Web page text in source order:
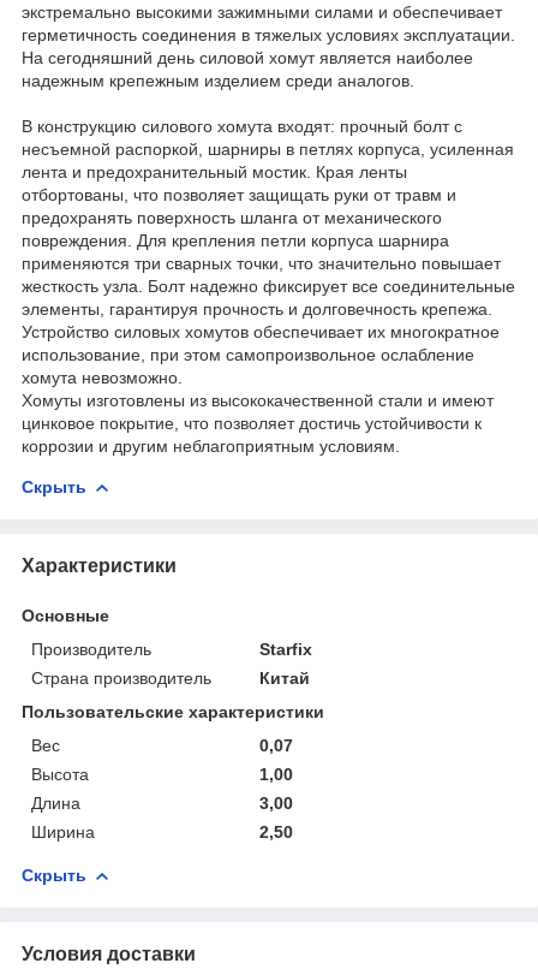
экстремально высокими зажимными силами и обеспечивает
герметичность соединения в тяжелых условиях эксплуатации.
На сегодняшний день силовой хомут является наиболее
надежным крепежным изделием среди аналогов.
В конструкцию силового хомута входят: прочный болт с
несъемной распоркой, шарниры в петлях корпуса, усиленная
лента и предохранительный мостик. Края ленты
отбортованы, что позволяет защищать руки от травм и
предохранять поверхность шланга от механического
повреждения. Для крепления петли корпуса шарнира
применяются три сварных точки, что значительно повышает
жесткость узла. Болт надежно фиксирует все соединительные
элементы, гарантируя прочность и долговечность крепежа.
Устройство силовых хомутов обеспечивает их многократное
использование, при этом самопроизвольное ослабление
хомута невозможно.
Хомуты изготовлены из высококачественной стали и имеют
цинковое покрытие, что позволяет достичь устойчивости к
коррозии и другим неблагоприятным условиям.
Скрыть
Характеристики
Основные
Производитель
Starfix
Страна производитель
Китай
Пользовательские характеристики
Вес
0,07
Высота
1,00
Длина
3,00
Ширина
2,50
Скрыть
Условия доставки